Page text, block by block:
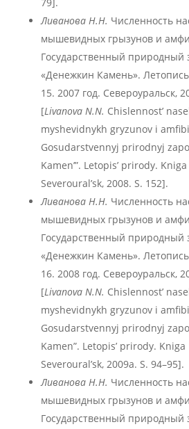
Ливанова Н.Н. Численность
мышевидных грызунов и
Государственный природный
«Денежкин Камень».
15. 2007 год. Североуральск,
[Livanova N.N. Chislennost’
myshevidnykh gryzunov i
Gosudarstvennyj prirodnyj
Kamen’”. Letopis’ prirody.
Severoural’sk, 2008. S. 152].
Ливанова Н.Н. Численность
мышевидных грызунов и
Государственный природный
«Денежкин Камень».
16. 2008 год. Североуральск,
[Livanova N.N. Chislennost’
myshevidnykh gryzunov i
Gosudarstvennyj prirodnyj
Kamen”. Letopis’ prirody.
Severoural’sk, 2009a. S. 94–95].
Ливанова Н.Н. Численность
мышевидных грызунов и
Государственный природный